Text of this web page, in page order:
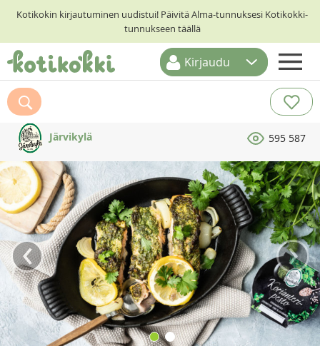
Kotikokin kirjautuminen uudistui! Päivitä Alma-tunnuksesi Kotikokki-
tunnukseen täällä
ETUSIVU
RESEPTIHAKU
RUOKATEEMAT
KESKUSTELUT
KOTIKOKIT
Kirjaudu
Järvikylä 595 587
‹ ›